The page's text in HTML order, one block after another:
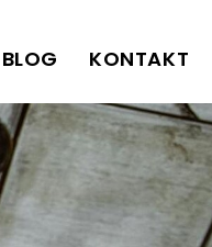
BLOG KONTAKT